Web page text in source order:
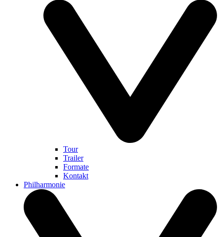
Tour
Trailer
Formate
Kontakt
Philharmonie